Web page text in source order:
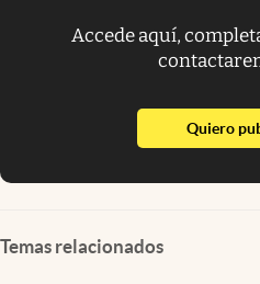
Accede aquí,
Quiero
Temas relacionados